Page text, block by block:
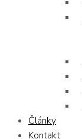
Články
Kontakt